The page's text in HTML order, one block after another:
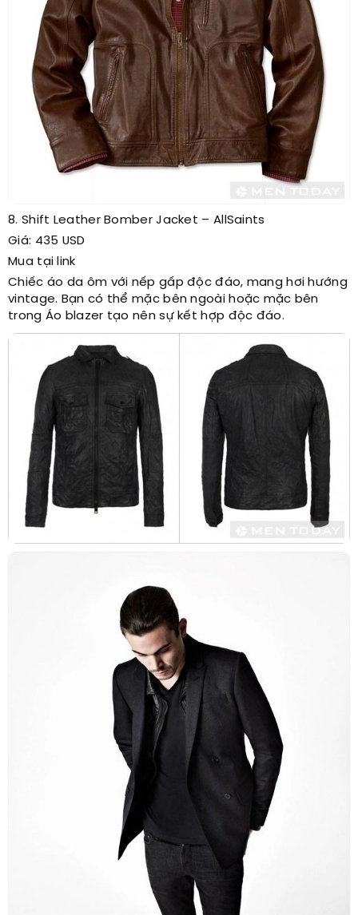
8. Shift Leather Bomber Jacket – AllSaints
Giá: 435 USD
Mua tại link
Chiếc áo da ôm với nếp gấp độc đáo, mang hơi hướng
vintage. Bạn có thể mặc bên ngoài hoặc mặc bên
trong Áo blazer tạo nên sự kết hợp độc đáo.